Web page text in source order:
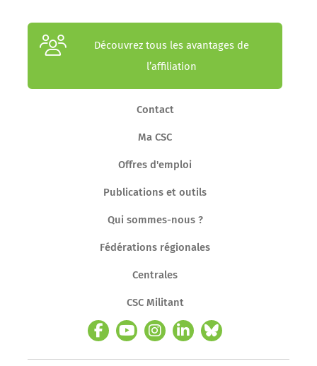
Découvrez tous les avantages de
l’affiliation
Contact
Ma CSC
Offres d'emploi
Publications et outils
Qui sommes-nous ?
Fédérations régionales
Centrales
CSC Militant